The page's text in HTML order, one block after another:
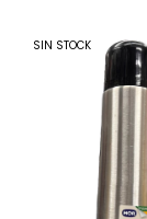
SIN STOCK